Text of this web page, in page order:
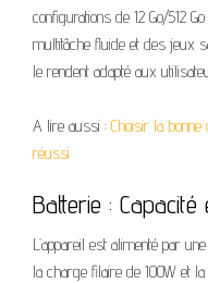
configurations de 12 Go/512
multitâche fluide et des jeux
le rendent adapté aux
A lire aussi : Choisir la
réussi
Batterie :
L’appareil est alimenté par
la charge filaire de 100W et